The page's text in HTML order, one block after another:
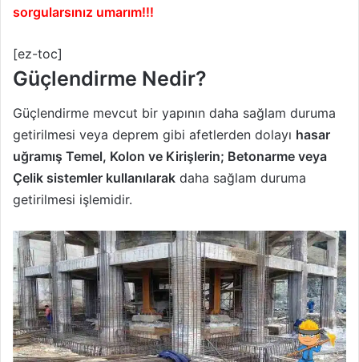
sorgularsınız umarım!!!
[ez-toc]
Güçlendirme Nedir?
Güçlendirme mevcut bir yapının daha sağlam duruma
getirilmesi veya deprem gibi afetlerden dolayı hasar
uğramış Temel, Kolon ve Kirişlerin; Betonarme veya
Çelik sistemler kullanılarak daha sağlam duruma
getirilmesi işlemidir.